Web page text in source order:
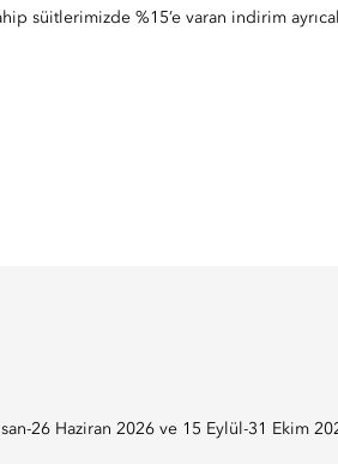
süitlerimizde %15’e varan indirim
26 Haziran 2026 ve 15 Eylül-31 Ekim